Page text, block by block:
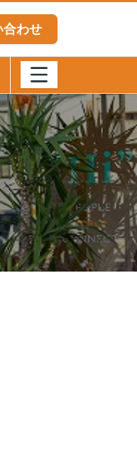
合わせ